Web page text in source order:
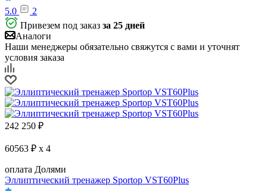
5.0
2
Привезем под заказ за 25 дней
Аналоги
Наши менеджеры обязательно свяжутся с вами и уточнят
условия заказа
242 250 ₽
60563 ₽ x 4
оплата Долями
Эллиптический тренажер Sportop VST60Plus